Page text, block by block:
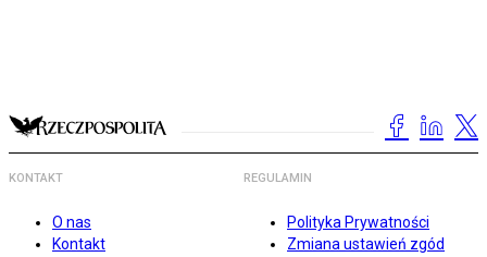
KONTAKT
O nas
Kontakt
REGULAMIN
Polityka Prywatności
Zmiana ustawień zgód